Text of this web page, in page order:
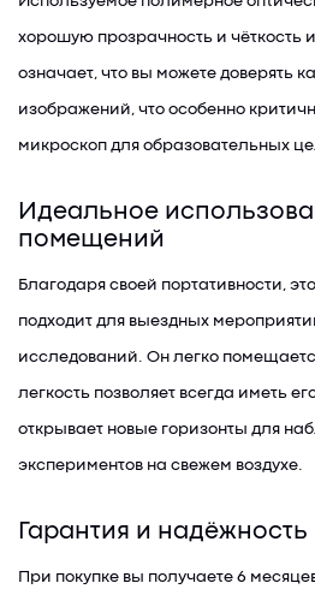
хорошую прозрачность и чёткость
означает, что вы можете доверять
изображений, что особенно
микроскоп для образовательных
Идеальное
помещений
Благодаря своей портативности,
подходит для выездных
исследований. Он легко
легкость позволяет всегда иметь
открывает новые горизонты для
экспериментов на свежем воздухе.
Гарантия и надёжность
При покупке вы получаете 6